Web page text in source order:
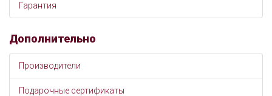
Гарантия
Дополнительно
Производители
Подарочные сертификаты